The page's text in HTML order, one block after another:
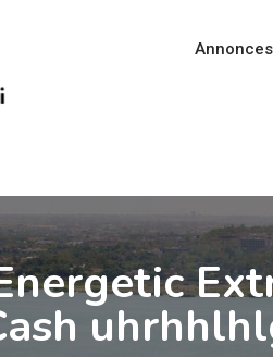
Annonces